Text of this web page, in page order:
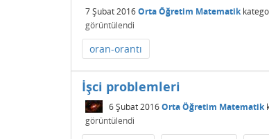
7 Şubat 2016Orta Öğretim Matematik
görüntülendi
oran-orantı
İşci problemleri
6 Şubat 2016Orta Öğretim Matematik
görüntülendi